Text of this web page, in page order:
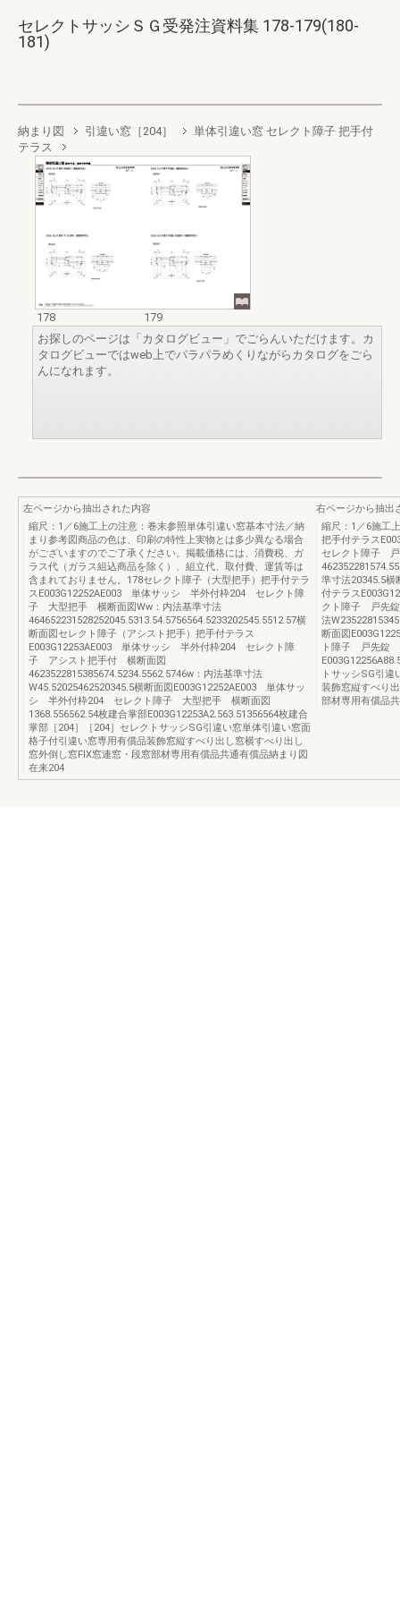
セレクトサッシＳＧ受発注資料集 178-179(180-
181)
納まり図 引違い窓［204］
単体引違い窓 セレクト障子 把手付
テラス
178
179
お探しのページは「カタログビュー」でごらんいただけます。カ
タログビューではweb上でパラパラめくりながらカタログをごら
んになれます。
左ページから抽出された内容
縮尺：1／6施工上の注意：巻末参照単体引違い窓基本寸法／納
まり参考図商品の色は、印刷の特性上実物とは多少異なる場合
がございますのでご了承ください。掲載価格には、消費税、ガ
ラス代（ガラス組込商品を除く）、組立代、取付費、運賃等は
含まれておりません。178セレクト障子（大型把手）把手付テラ
スE003G12252AE003 単体サッシ 半外付枠204 セレクト障
子 大型把手 横断面図Ww：内法基準寸法
464652231528252045.5313.54.5756564.5233202545.5512.57横
断面図セレクト障子（アシスト把手）把手付テラス
E003G12253AE003 単体サッシ 半外付枠204 セレクト障
子 アシスト把手付 横断面図
4623522815385674.5234.5562.5746w：内法基準寸法
W45.52025462520345.5横断面図E003G12252AE003 単体サッ
シ 半外付枠204 セレクト障子 大型把手 横断面図
1368.556562.54枚建合掌部E003G12253A2.563.51356564枚建合
掌部［204］［204］セレクトサッシSG引違い窓単体引違い窓面
格子付引違い窓専用有償品装飾窓縦すべり出し窓横すべり出し
窓外倒し窓FIX窓連窓・段窓部材専用有償品共通有償品納まり図
在来204
右ページから抽出
縮尺：1／6施工
把手付テラス
セレクト障子
準寸法20345.5横
付テラス
クト障子 戸先
法
断面図
ト障子 戸先錠
トサッシSG引
装飾窓縦すべり
部材専用有償品